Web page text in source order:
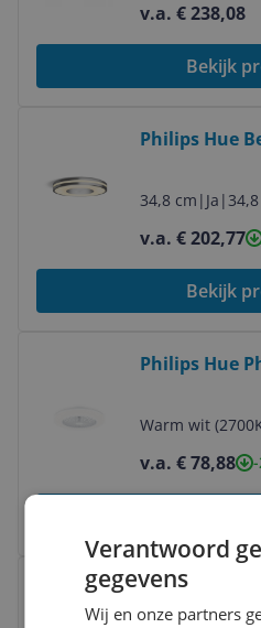
v.a. € 238,08
Bekijk
Philips Hue
Aluminum
34,8 cm | Ja |
v.a. € 202,77
Bekijk
Philips Hue
48,5cm - Wit
Warm wit
v.a. € 78,88
Philips Hue
Ceiling Light
Bekijk product
Verantwoord
gegevens
Wij en onze partners